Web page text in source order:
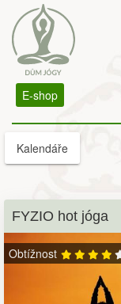
E-shop
Kalendáře
FYZIO hot jóga
Obtížnost